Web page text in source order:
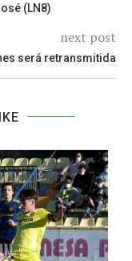
(LN8)
next post
será retransmitida